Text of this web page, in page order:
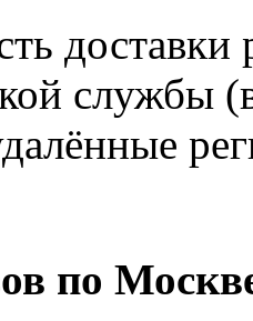
доставки
службы
по